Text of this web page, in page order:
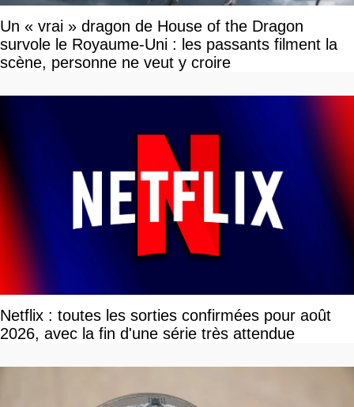
Un « vrai » dragon de House of the Dragon
survole le Royaume-Uni : les passants filment la
scène, personne ne veut y croire
Netflix : toutes les sorties confirmées pour août
2026, avec la fin d'une série très attendue